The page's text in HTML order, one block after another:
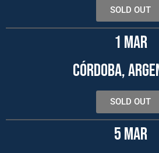
SOLD OUT
1 MAR
CÓRDOBA,
SOLD OUT
5 MAR